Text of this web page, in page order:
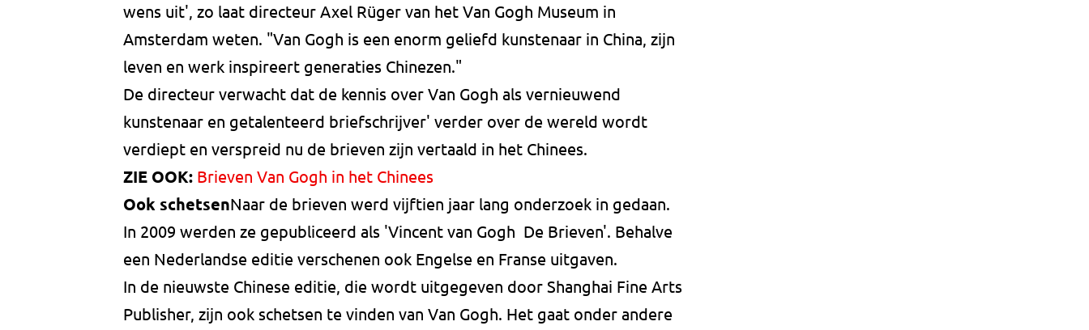
wens uit', zo laat directeur Axel Rüger van het Van Gogh Museum in
Amsterdam weten. "Van Gogh is een enorm geliefd kunstenaar in China, zijn
leven en werk inspireert generaties Chinezen."
De directeur verwacht dat de kennis over Van Gogh als vernieuwend
kunstenaar en getalenteerd briefschrijver' verder over de wereld wordt
verdiept en verspreid nu de brieven zijn vertaald in het Chinees.
ZIE OOK: Brieven Van Gogh in het Chinees
Ook schetsenNaar de brieven werd vijftien jaar lang onderzoek in gedaan.
In 2009 werden ze gepubliceerd als 'Vincent van Gogh De Brieven'. Behalve
een Nederlandse editie verschenen ook Engelse en Franse uitgaven.
In de nieuwste Chinese editie, die wordt uitgegeven door Shanghai Fine Arts
Publisher, zijn ook schetsen te vinden van Van Gogh. Het gaat onder andere